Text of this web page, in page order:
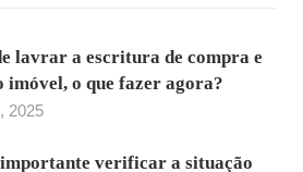
lavrar a escritura de compra e
imóvel, o que fazer agora?
2025
verificar a situação